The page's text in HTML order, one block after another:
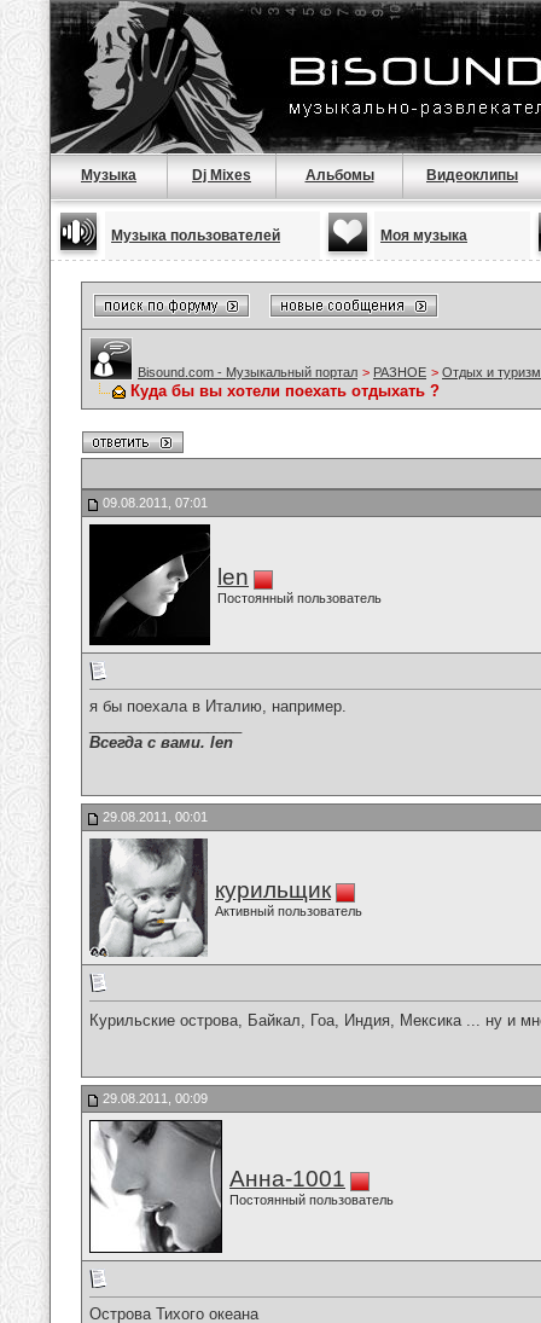
Музыка Dj Mixes Альбомы Видеоклипы
Музыка пользователей Моя музыка
Bisound.com - Музыкальный портал > РАЗНОЕ > Отдых и туризм
Куда бы вы хотели поехать отдыхать ?
09.08.2011, 07:01
len
Постоянный пользователь
я бы поехала в Италию, например.
Всегда с вами. len
29.08.2011, 00:01
курильщик
Активный пользователь
Курильские острова, Байкал, Гоа, Индия, Мексика ... ну и
29.08.2011, 00:09
Анна-1001
Постоянный пользователь
Острова Тихого океана